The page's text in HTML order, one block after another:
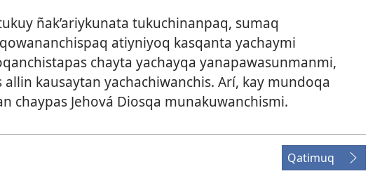
ñak’ariykunata tukuchinanpaq, sumaq
atiyniyoq kasqanta yachaymi
chayta yachayqa yanapawasunmanmi,
allin kausaytan yachachiwanchis. Arí, kay mundoqa
chaypas Jehová Diosqa munakuwanchismi.
Qatimuq